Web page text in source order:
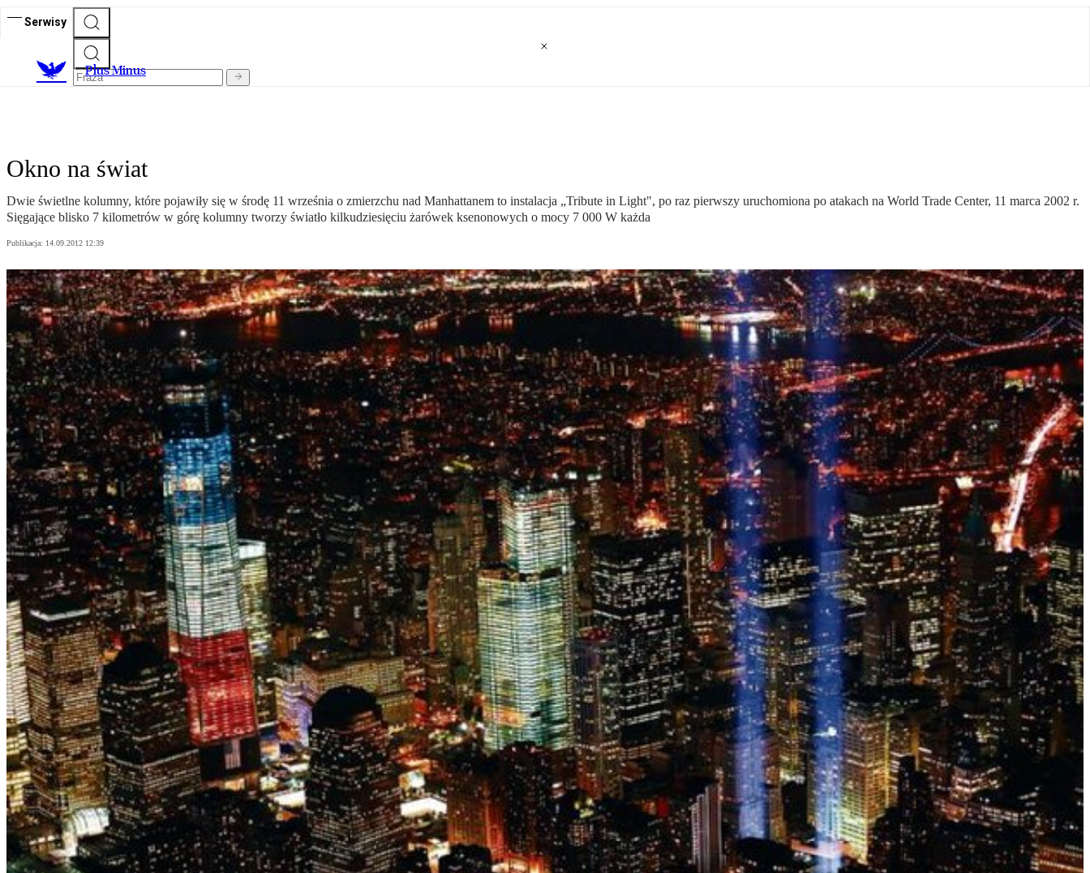
Serwisy
Plus Minus
Okno na świat
Dwie świetlne kolumny, które pojawiły się w środę 11 września o zmierzchu nad Manhattanem to instalacja „Tribute in Light", po raz pierwszy uruchomiona po atakach na World Trade Center, 11 marca 2002 r.
Sięgające blisko 7 kilometrów w górę kolumny tworzy światło kilkudziesięciu żarówek ksenonowych o mocy 7 000 W każda
Publikacja: 14.09.2012 12:39